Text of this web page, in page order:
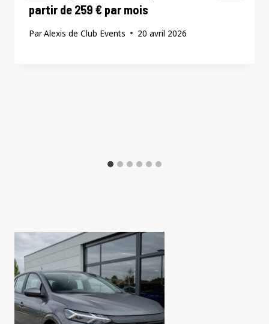
partir de 259 € par mois
ParAlexis de Club Events 20 avril 2026